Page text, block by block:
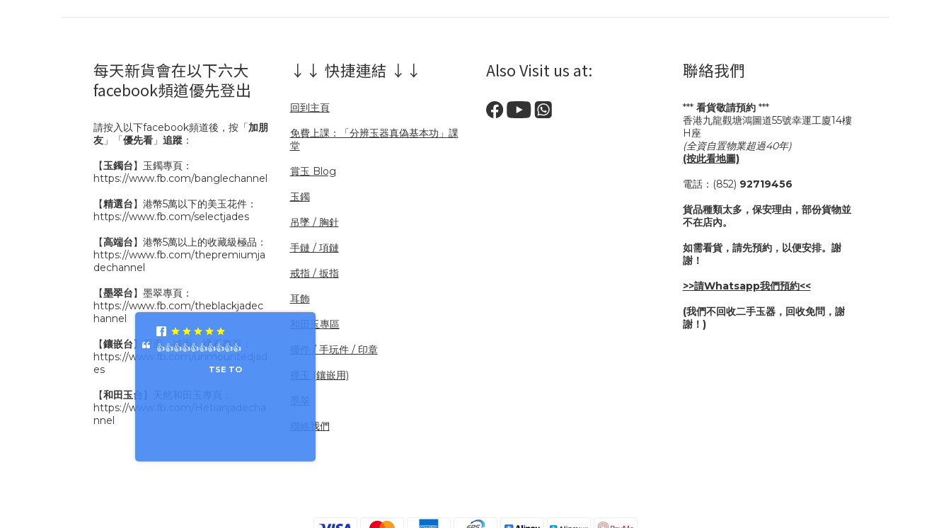
每天新貨會在以下六大
facebook頻道優先登出
請按入以下facebook頻道後，按「加朋
友 」「優先看 」 追蹤 ：
【玉鐲台】玉鐲專頁：
https://www.fb.com/banglechannel
【精選台】港幣5萬以下的美玉花件：
https://www.fb.com/selectjades
【高端台】港幣5萬以上的收藏級極品：
https://www.fb.com/thepremiumja
dechannel
【墨翠台】墨翠專頁：
https://www.fb.com/theblackjadec
hannel
【鑲嵌台】蛋面、戒面、裸石專頁：
https://www.fb.com/unmountedjad
es
【和田玉台
https://www.fb.com/Hetianjadecha
nnel
↓↓ 快捷連結 ↓↓
回到主頁
免費上課：「分辨玉器真偽基本功」課
堂
賞玉 Blog
玉鐲
吊墜 / 胸針
手鏈 / 項鏈
戒指 / 扳指
耳飾
和田玉專區
擺件 / 手玩件 / 印章
裸玉 (鑲嵌用)
聯絡我們
Also Visit us at: 聯絡我們
*** 看貨敬請預約***
香港九龍觀塘鴻圖道55號幸運工廈14樓
H座
(全資自置物業超過40年)
(按此看地圖)
電話：(852) 92719456
貨品種類太多，保安理由，部份貨物並
不在店內。
如需看貨，請先預約，以便安排。謝
謝！
>>請Whatsapp我們預約<<
(我們不回收二手玉器，回收免問，謝
謝！)
👍👍👍👍👍👍👍👍👍👍
TSE TO